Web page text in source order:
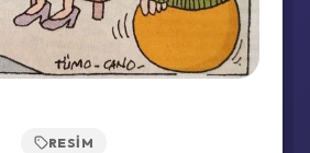
RESIM